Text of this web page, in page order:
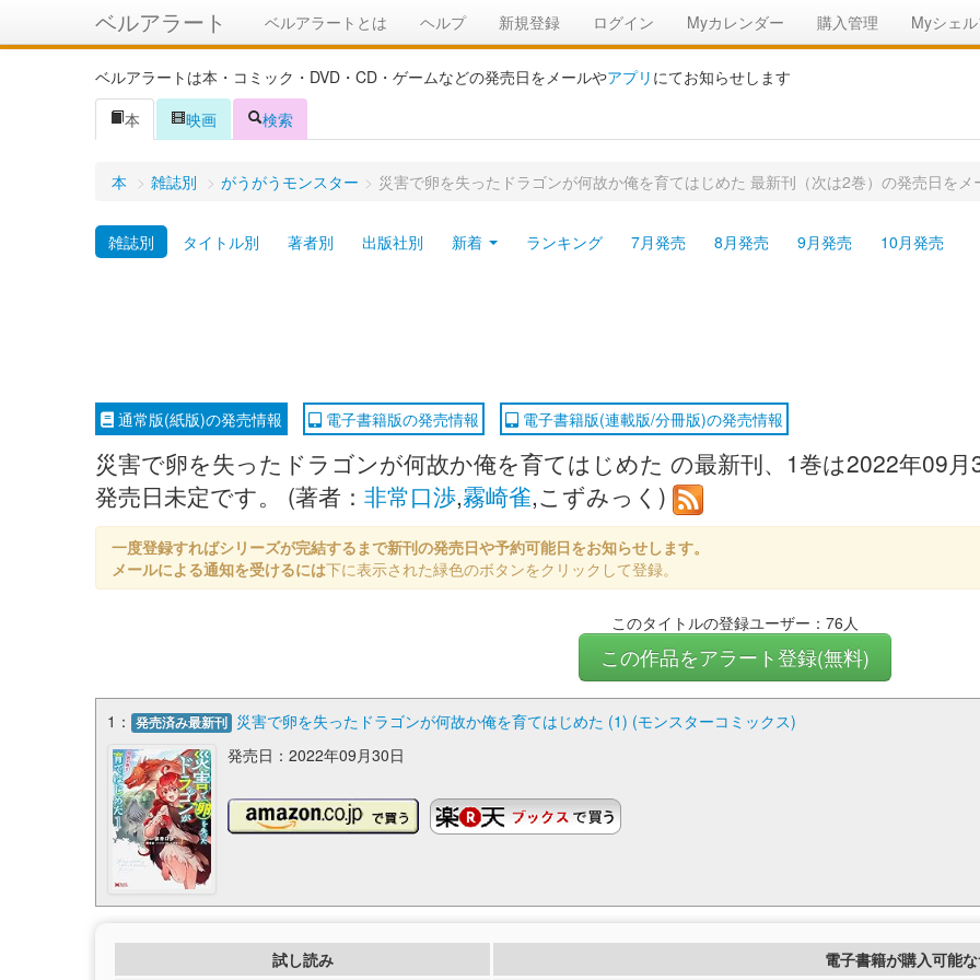
ベルアラート ベルアラートとは ヘルプ 新規登録 ログイン Myカレンダー 購入管理 Myシェ
ベルアラートは本・コミック・DVD・CD・ゲームなどの発売日をメールやアプリ にてお知らせします
本
映画 検索
本 > 雑誌別 > がうがうモンスター > 災害で卵を失ったドラゴンが何故か俺を育てはじめた 最新刊（次は2巻）の発売日をメ
雑誌別 タイトル別 著者別 出版社別 新着 ランキング 7月発売 8月発売 9月発売 10月発売
通常版(紙版)の発売情報 電子書籍版の発売情報 電子書籍版(連載版/分冊版)の発売情報
災害で卵を失ったドラゴンが何故か俺を育てはじめた の最新刊、1巻は2022年09
発売日未定です。 (著者： 非常口渉,霧崎雀,こずみっく)
一度登録すればシリーズが完結するまで新刊の発売日や予約可能日をお知らせします。
メールによる通知を受けるには下に表示された緑色のボタンをクリックして登録。
このタイトルの登録ユーザー：76人
この作品をアラート登録(無料)
1： 発売済み最新刊 災害で卵を失ったドラゴンが何故か俺を育てはじめた (1) (モンスターコミックス)
発売日：2022年09月30日
試し読み 電子書籍が購入可能